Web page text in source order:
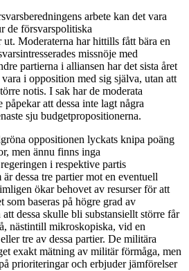
arbete kan det vara
de försvarspolitiska
ut. Moderaterna har hittills fått bära en
missnöje med
partierna i alliansen har det sista året
i opposition med sig själva, utan att
notis. I sak har de moderata
att dessa inte lagt några
sju budgetpropositionerna.
oppositionen lyckats knipa poäng
men ännu finns inga
i respektive partis
dessa tre partier mot en eventuell
ökar behovet av resurser för att
som baseras på högre grad av
dessa skulle bli substansiellt större får
nästintill mikroskopiska, vid en
tre av dessa partier. De militära
exakt mätning av militär förmåga, men
prioriteringar och erbjuder jämförelser